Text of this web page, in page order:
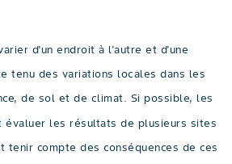
d'un endroit à l'autre et d'une
tenu des variations locales dans les
de sol et de climat. Si possible, les
évaluer les résultats de plusieurs sites
tenir compte des conséquences de ces